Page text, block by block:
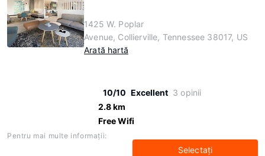
1425 W. Poplar
Avenue, Collierville, Tennessee 38017, US
Arată hartă
10/10 Excellent 3 opinii
2.8 km
Free Wifi
Pentru mai multe informaţii:
Selectaţi